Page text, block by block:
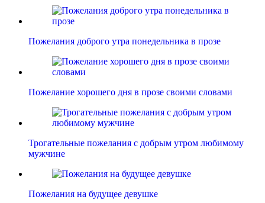
Пожелания доброго утра понедельника в прозе
Пожелание хорошего дня в прозе своими словами
Трогательные пожелания с добрым утром любимому
мужчине
Пожелания на будущее девушке